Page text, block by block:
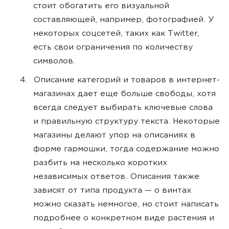
стоит обогатить его визуальной
составляющей, например, фотографией. У
некоторых соцсетей, таких как Twitter,
есть свои ограничения по количеству
символов.
Описание категорий и товаров в интернет-
магазинах дает еще больше свободы, хотя
всегда следует выбирать ключевые слова
и правильную структуру текста. Некоторые
магазины делают упор на описаниях в
форме гармошки, тогда содержание можно
разбить на несколько коротких
независимых ответов. Описания также
зависят от типа продукта — о винтах
можно сказать немногое, но стоит написать
подробнее о конкретном виде растения и